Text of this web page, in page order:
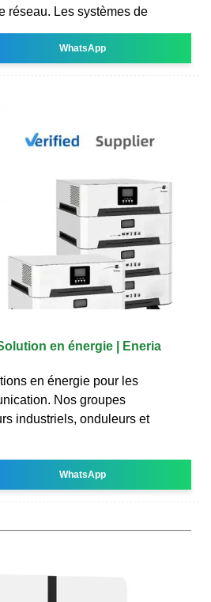
réseau. Les systèmes de
WhatsApp
en énergie | Eneria
en énergie pour les
Nos groupes
industriels, onduleurs et
WhatsApp